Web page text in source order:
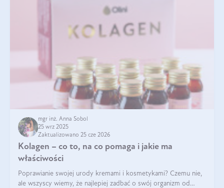
mgr inż. Anna Sobol
25 wrz 2025
Zaktualizowano 25 cze 2026
Kolagen – co to, na co pomaga i jakie ma
właściwości
Poprawianie swojej urody kremami i kosmetykami? Czemu nie,
ale wszyscy wiemy, że najlepiej zadbać o swój organizm od